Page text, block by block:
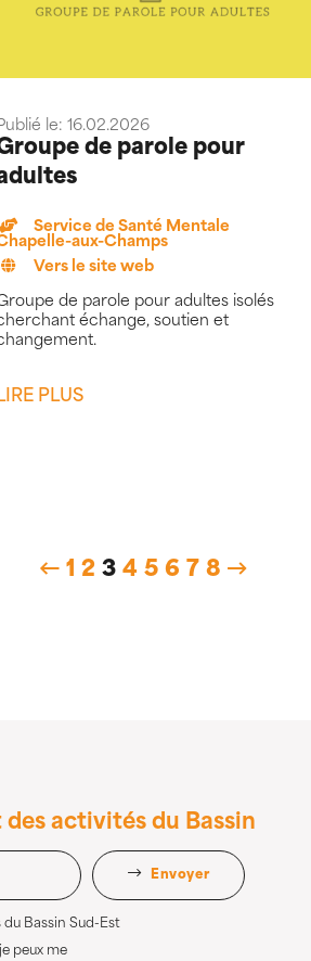
le: 16.02.2026
de parole pour
Service de Santé Mentale
aux-Champs
Vers le site web
de parole pour adultes isolés
échange, soutien et
LIRE PLUS
1 2 3 4 5 6 7 8
des activités du Bassin
Envoyer
Bassin Sud-Est
peux me